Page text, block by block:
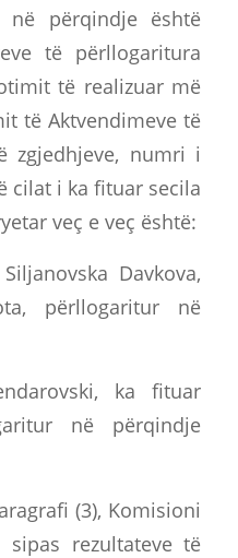
në përqindje është
të përllogaritura
të realizuar më
të Aktvendimeve të
zgjedhjeve, numri i
cilat i ka fituar secila
veç e veç është:
Davkova,
përllogaritur në
ka fituar
në përqindje
(3), Komisioni
sipas rezultateve të